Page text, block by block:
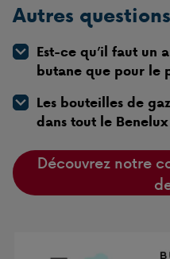
Autres questions
Est-ce qu’il faut un
butane que pour le
Les bouteilles de
dans tout le
Découvrez notre